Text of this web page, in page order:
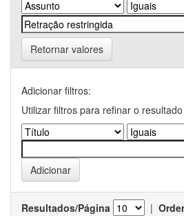
Retornar valores
Adicionar filtros:
Utilizar filtros para refinar o
Resultados/Página |